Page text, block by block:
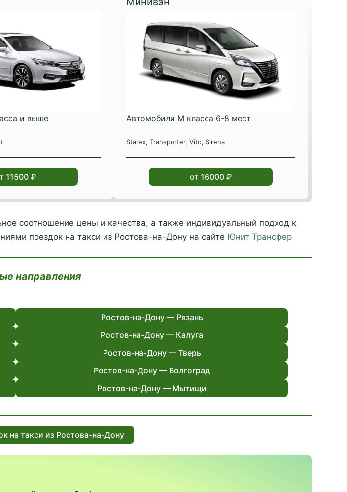
и выше
11500 ₽
Автомобили М класса 6-8 мест
Starex, Transporter, Vito, Sirena
от 16000 ₽
соотношение цены и качества, а также индивидуальный подход к
поездок на такси из Ростова-на-Дону на сайте Юнит Трансфер
направления
Ростов-на-Дону — Рязань
Ростов-на-Дону — Калуга
Ростов-на-Дону — Тверь
Ростов-на-Дону — Волгоград
Ростов-на-Дону — Мытищи
на такси из Ростова-на-Дону